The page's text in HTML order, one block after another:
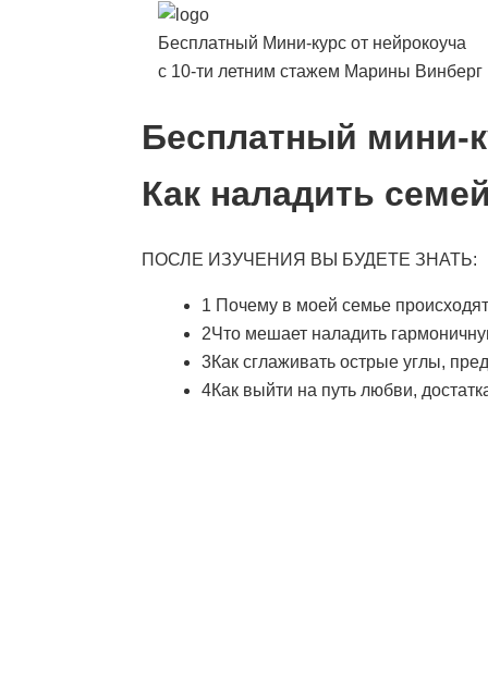
Бесплатный Мини-курс от нейрокоуча
с 10-ти летним стажем Марины Винберг
Бесплатный мини-
Как наладить
ПОСЛЕ ИЗУЧЕНИЯ ВЫ БУДЕТЕ ЗНАТЬ:
1 Почему в моей семье
2Что мешает наладить
3Как сглаживать острые углы,
4Как выйти на путь любви,